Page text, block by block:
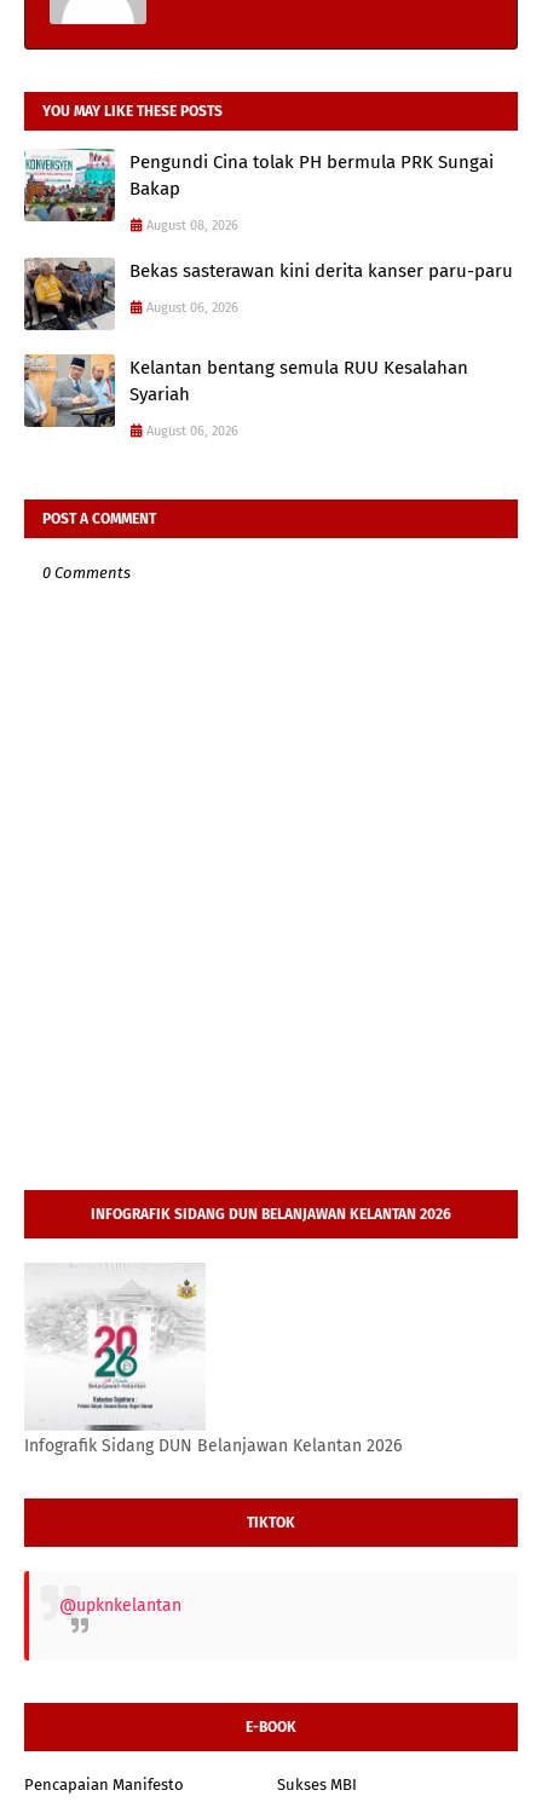
YOU MAY LIKE THESE POSTS
Pengundi Cina tolak PH bermula PRK Sungai
Bakap
August 08, 2026
Bekas sasterawan kini derita kanser paru-paru
August 06, 2026
Kelantan bentang semula RUU Kesalahan
Syariah
August 06, 2026
POST A COMMENT
0 Comments
INFOGRAFIK SIDANG DUN BELANJAWAN KELANTAN 2026
Infografik Sidang DUN Belanjawan Kelantan 2026
TIKTOK
@upknkelantan
E-BOOK
Pencapaian Manifesto Sukses MBI